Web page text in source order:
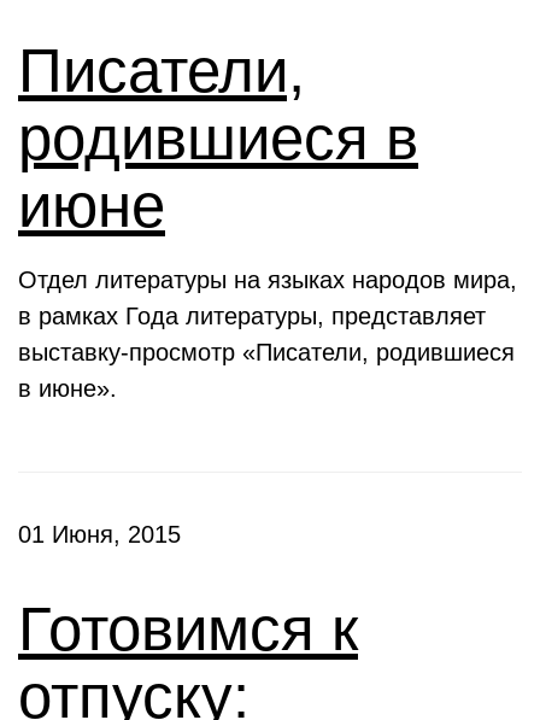
Писатели,
родившиеся в
июне
Отдел литературы на языках народов мира,
в рамках Года литературы, представляет
выставку-просмотр «Писатели, родившиеся
в июне».
01 Июня, 2015
Готовимся к
отпуску: